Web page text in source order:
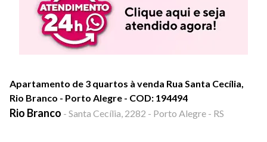
Apartamento de 3 quartos à venda Rua Santa Cecília,
Rio Branco - Porto Alegre - COD: 194494
Rio Branco - Santa Cecília, 2282 - Porto Alegre - RS